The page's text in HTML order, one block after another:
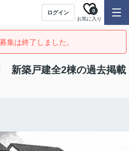
ログイン
お気に入り
0
集は終了しました。
新築戸建全2棟の過去掲載